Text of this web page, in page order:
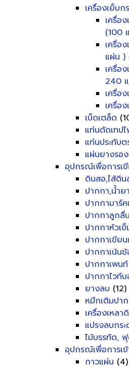
เครื่องเย็บก
เครื่อ
(100
เครื่อ
แผ่น )
เครื่อ
240
เครื่อ
เครื่อ
เบ็ดเตล็ด
แท่นตัดเทป
แท่นประทับ
แผ่นยางรอ
อุปกรณ์เพื่อการเ
ดินสอ,ไส้ดิน
ปากกา,น้ำย
ปากกามาร์
ปากกาลูกลื่
ปากกาหัวเข็
ปากกาเขีย
ปากกาเน้น
ปากกาเพนท์
ปากกาไวท์
ยางลบ (12)
หมึกเติมปา
เครื่องเหลา
แปรงลบกระ
ไม้บรรทัด,
อุปกรณ์เพื่อการเข้
กาวแผ่น (4)